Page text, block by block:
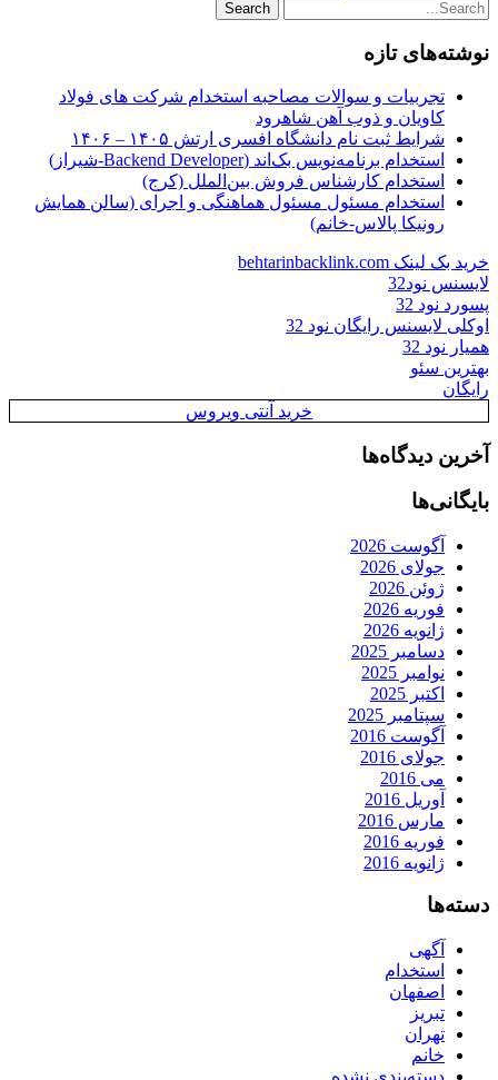
نوشته‌های تازه
تجربیات و سوالات مصاحبه استخدام شرکت های فولاد
کاویان و ذوب آهن شاهرود
شرایط ثبت نام دانشگاه افسری ارتش ۱۴۰۵ – ۱۴۰۶
استخدام برنامه‌نویس بک‌اند (Backend Developer-شیراز)
استخدام کارشناس فروش بین‌الملل (کرج)
استخدام مسئول مسئول هماهنگی و اجرای (سالن همایش
رونیکا پالاس-خانم)
خرید بک لینک behtarinbacklink.com
لایسنس نود32
پسورد نود 32
اوکلی لایسنس رایگان نود 32
همیار نود 32
بهترین سئو
رایگان
خرید آنتی ویروس
آخرین دیدگاه‌ها
بایگانی‌ها
آگوست 2026
جولای 2026
ژوئن 2026
فوریه 2026
ژانویه 2026
دسامبر 2025
نوامبر 2025
اکتبر 2025
سپتامبر 2025
آگوست 2016
جولای 2016
می 2016
آوریل 2016
مارس 2016
فوریه 2016
ژانویه 2016
دسته‌ها
آگهی
استخدام
اصفهان
تبریز
تهران
خانم
دسته‌بندی نشده